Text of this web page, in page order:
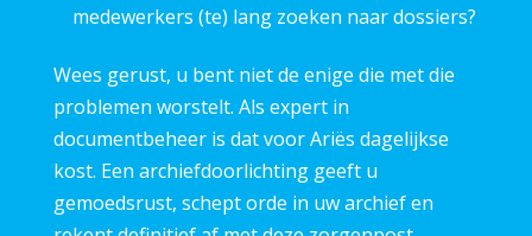
medewerkers (te) lang zoeken naar dossiers?
Wees gerust, u bent niet de enige die met die
problemen worstelt. Als expert in
documentbeheer is dat voor Ariës dagelijkse
kost. Een archiefdoorlichting geeft u
gemoedsrust, schept orde in uw archief en